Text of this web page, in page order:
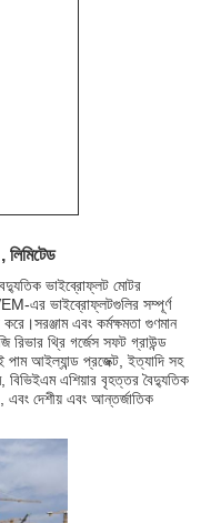
লিমিটেড
ভাইব্রোফ্লট মোটর
এর ভাইব্রোফ্লটগুলির সম্পূর্ণ
এবং কর্মক্ষমতা গুণমান
রিভার থ্রি গর্জেস সফট গ্রাউন্ড
পাম আইল্যান্ড প্রজেক্ট, ইত্যাদি সহ
বিভিইএম এশিয়ার বৃহত্তর বৈদ্যুতিক
এবং দেশীয় এবং আন্তর্জাতিক